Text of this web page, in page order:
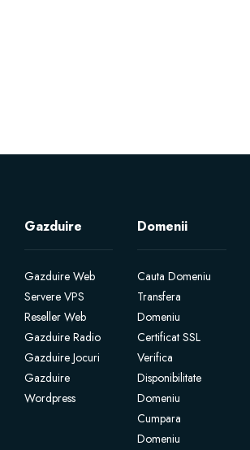
Licente cPanel WHM / WHMSonic
Servere Dedicate
Aplicatii Mobil
SSL Certificates
Gazduire
Gazduire Web
Servere VPS
Reseller Web
Gazduire Radio
Gazduire Jocuri
Gazduire
Wordpress
Domenii
Cauta Domeniu
Transfera
Domeniu
Certificat SSL
Verifica
Disponibilitate
Domeniu
Cumpara
Domeniu